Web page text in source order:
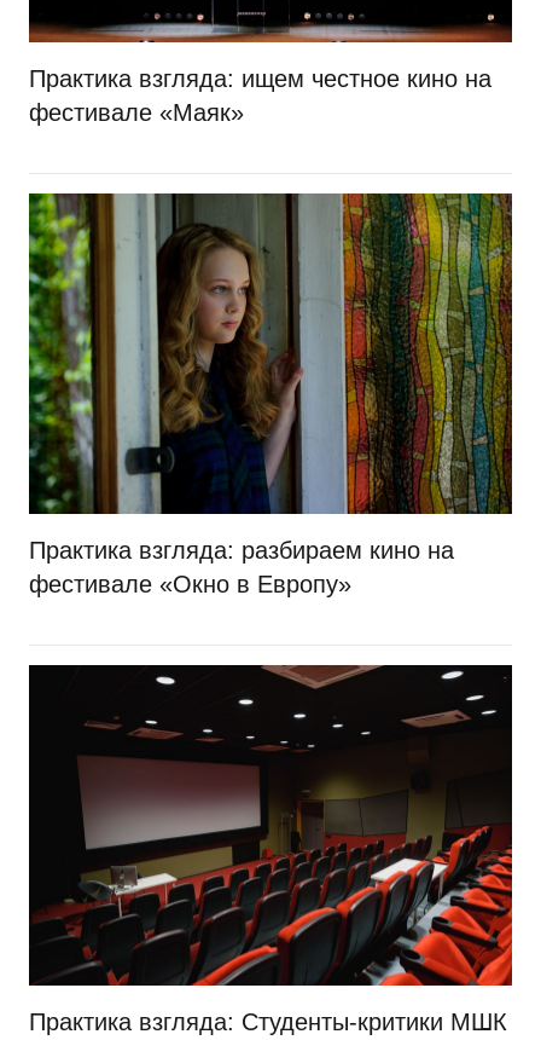
Практика взгляда: ищем честное кино на
фестивале «Маяк»
Практика взгляда: разбираем кино на
фестивале «Окно в Европу»
Практика взгляда: Студенты-критики МШК